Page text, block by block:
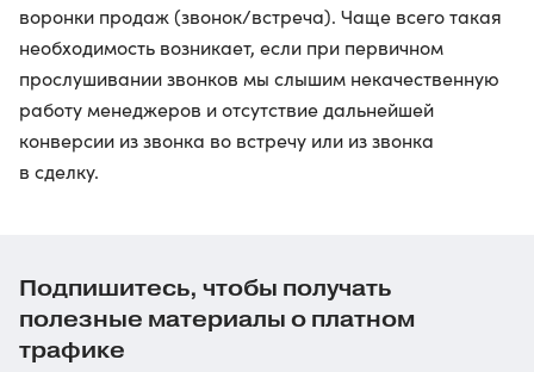
воронки продаж (звонок/встреча). Чаще всего такая
необходимость возникает, если при первичном
прослушивании звонков мы слышим некачественную
работу менеджеров и отсутствие дальнейшей
конверсии из звонка во встречу или из звонка
в сделку.
Подпишитесь, чтобы получать
полезные материалы о платном
трафике